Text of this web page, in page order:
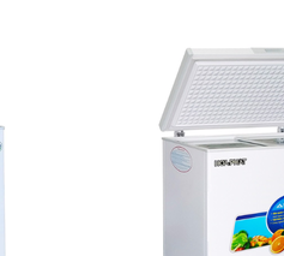
ngăn rộng thông suốt với 2